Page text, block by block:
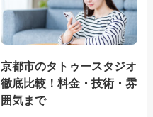
京都市のタトゥースタジオ
徹底比較！料金・技術・雰
囲気まで